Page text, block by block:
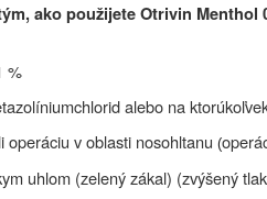
ako použijete Otrivin Menthol
%
alebo na
operáciu v oblasti nosohltanu (
uhlom (zelený zákal) (zvýšený